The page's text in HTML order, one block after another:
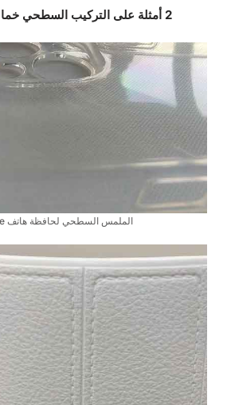
2 أمثلة على التركيب السطحي خماسي المحاور
الملمس السطحي لحافظة هاتف Apple